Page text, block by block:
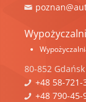
80-852 Gdańsk
+48 58-721-
+48 790-45-